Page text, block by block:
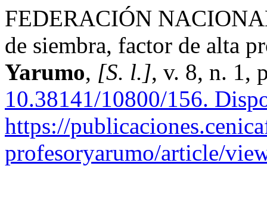
FEDERACIÓN
de siembra, factor de alta
Yarumo, [S. l.], v. 8, n. 1,
10.38141/10800/156.
https://
profesoryarumo/article/